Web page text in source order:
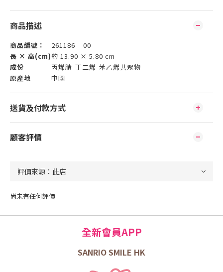
商品描述
商品編號：
261186 00
長 × 高(cm)約 13.90 × 5.80 cm
成份
丙烯腈-丁二烯-苯乙烯共聚物
原產地
中國
送貨及付款方式
顧客評價
尚未有任何評價
全新會員APP
SANRIO SMILE HK